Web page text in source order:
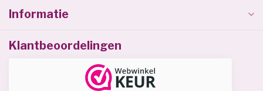
Informatie
Klantbeoordelingen